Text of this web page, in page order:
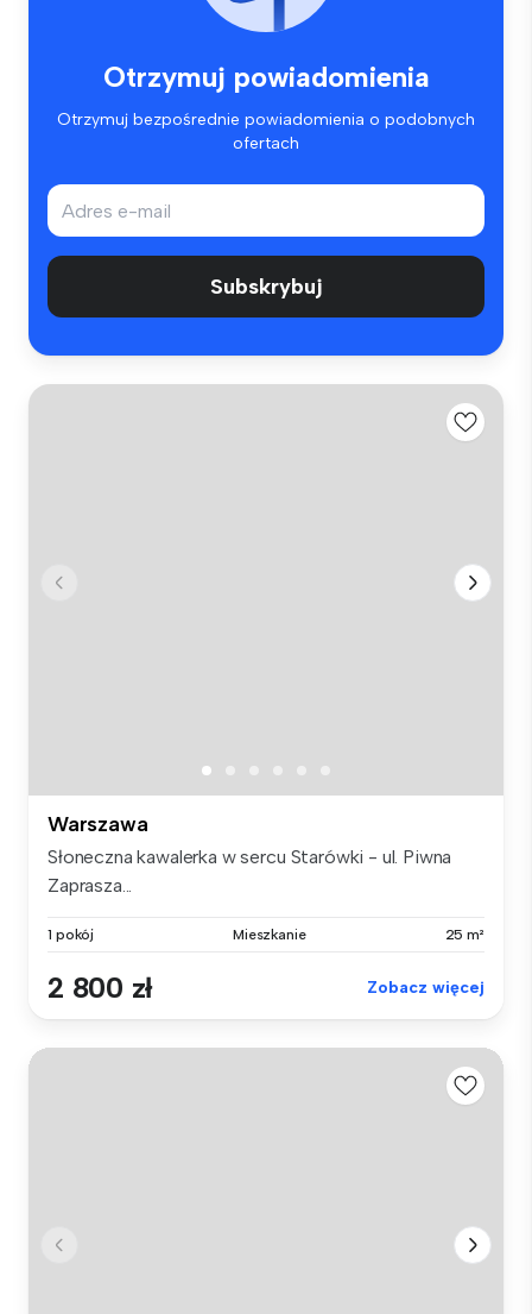
Otrzymuj powiadomienia
Otrzymuj bezpośrednie powiadomienia o podobnych
ofertach
Subskrybuj
Warszawa
Słoneczna kawalerka w sercu Starówki - ul. Piwna
Zaprasza...
1 pokój Mieszkanie 25 m²
2 800 zł Zobacz więcej